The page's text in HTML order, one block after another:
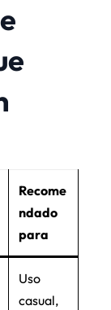
Recome
ndado
para
Uso
casual,